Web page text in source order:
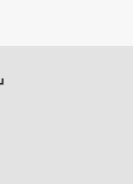
致します。